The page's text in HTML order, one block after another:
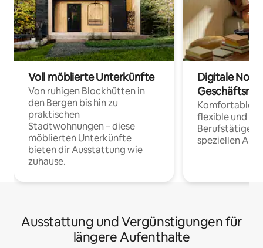
Voll möblierte Unterkünfte
Von ruhigen Blockhütten in
den Bergen bis hin zu
praktischen
Stadtwohnungen – diese
möblierten Unterkünfte
bieten dir Ausstattung wie
zuhause.
Digitale
Komfortable
flexible und
Berufstätige
speziellen
Ausstattung und Vergünstigungen für
längere Aufenthalte